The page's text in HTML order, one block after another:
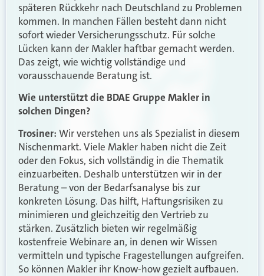
späteren Rückkehr nach Deutschland zu Problemen
kommen. In manchen Fällen besteht dann nicht
sofort wieder Versicherungsschutz. Für solche
Lücken kann der Makler haftbar gemacht werden.
Das zeigt, wie wichtig vollständige und
vorausschauende Beratung ist.
Wie unterstützt die BDAE Gruppe Makler in
solchen Dingen?
Trosiner: Wir verstehen uns als Spezialist in diesem
Nischenmarkt. Viele Makler haben nicht die Zeit
oder den Fokus, sich vollständig in die Thematik
einzuarbeiten. Deshalb unterstützen wir in der
Beratung – von der Bedarfsanalyse bis zur
konkreten Lösung. Das hilft, Haftungsrisiken zu
minimieren und gleichzeitig den Vertrieb zu
stärken. Zusätzlich bieten wir regelmäßig
kostenfreie Webinare an, in denen wir Wissen
vermitteln und typische Fragestellungen aufgreifen.
So können Makler ihr Know-how gezielt aufbauen.